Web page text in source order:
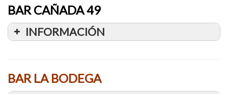
BAR CAÑADA 49
INFORMACIÓN
BAR LA BODEGA